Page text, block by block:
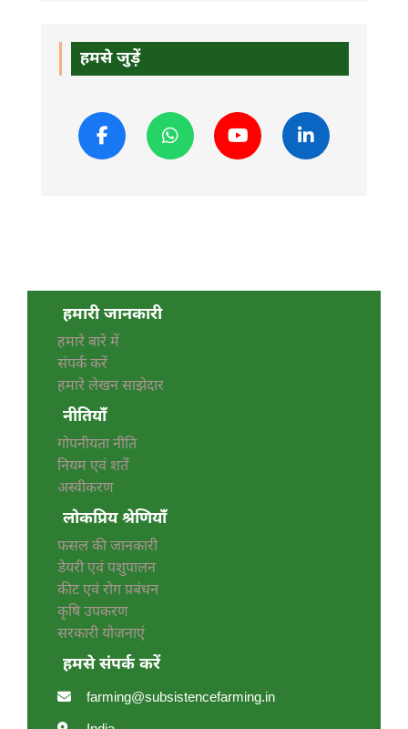
हमसे जुड़ें
हमारी जानकारी
हमारे बारे में
संपर्क करें
हमारे लेखन साझेदार
नीतियाँ
गोपनीयता नीति
नियम एवं शर्तें
अस्वीकरण
लोकप्रिय श्रेणियाँ
फसल की जानकारी
डेयरी एवं पशुपालन
कीट एवं रोग प्रबंधन
कृषि उपकरण
सरकारी योजनाएं
हमसे संपर्क करें
farming@subsistencefarming.in